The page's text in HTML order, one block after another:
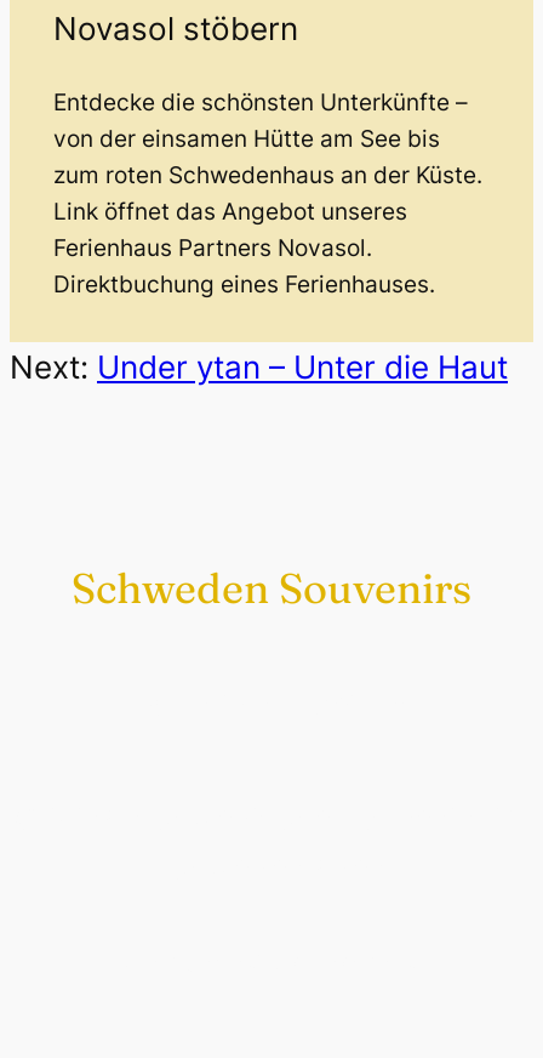
Novasol stöbern
Entdecke die schönsten Unterkünfte –
von der einsamen Hütte am See bis
zum roten Schwedenhaus an der Küste.
Link öffnet das Angebot unseres
Ferienhaus Partners Novasol.
Direktbuchung eines Ferienhauses.
Next: Under ytan – Unter die Haut
Schweden Souvenirs